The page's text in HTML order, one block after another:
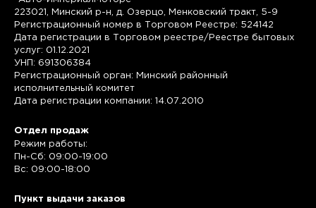
223021, Минский р-н, д. Озерцо, Менковский тракт, 5-9
Регистрационный номер в Торговом Реестре: 524142
Дата регистрации в Торговом реестре/Реестре бытовых
услуг: 01.12.2021
УНП: 691306384
Регистрационный орган: Минский районный
исполнительный комитет
Дата регистрации компании: 14.07.2010
Отдел продаж
Режим работы:
Пн-Сб: 09:00-19:00
Вс: 09:00-18:00
Пункт выдачи заказов